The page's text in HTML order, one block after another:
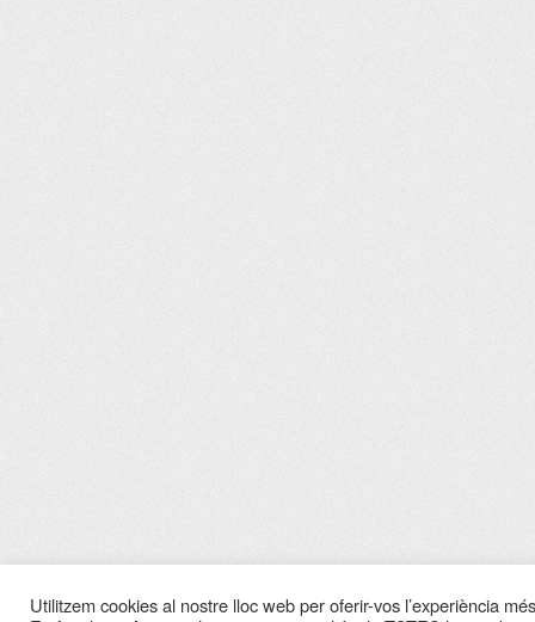
Utilitzem cookies al nostre lloc web per oferir-vos l’experiència